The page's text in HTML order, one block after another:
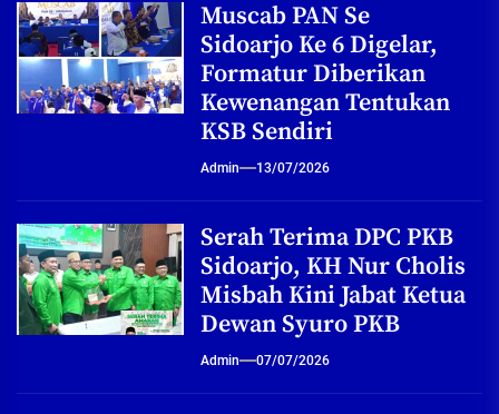
Muscab PAN Se
Sidoarjo Ke 6 Digelar,
Formatur Diberikan
Kewenangan Tentukan
KSB Sendiri
Admin 13/07/2026
Serah Terima DPC PKB
Sidoarjo, KH Nur Cholis
Misbah Kini Jabat Ketua
Dewan Syuro PKB
Admin 07/07/2026